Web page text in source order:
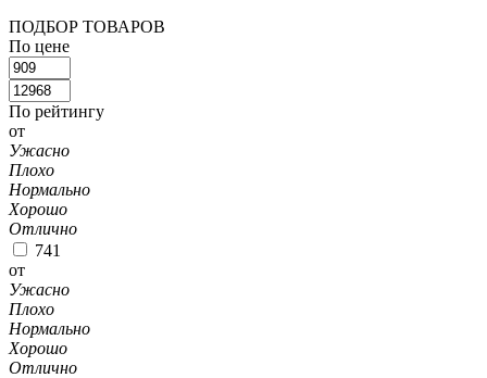
ПОДБОР ТОВАРОВ
По цене
По рейтингу
от
Ужасно
Плохо
Нормально
Хорошо
Отлично
741
от
Ужасно
Плохо
Нормально
Хорошо
Отлично